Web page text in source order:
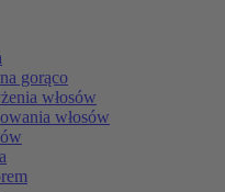
gorąco
włosów
włosów